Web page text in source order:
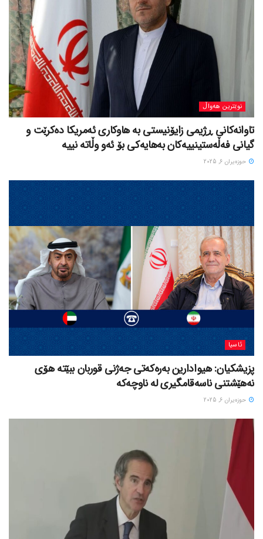
نوێترین هەواڵ
تاوانەکانی ڕژیمی زایۆنیستی بە هاوکاری ئەمریکا دەکرێت و
گیانی فەڵەستینییەکان بەهایەکی بۆ ئەو وڵاتە نییە
حوزه‌یران 6, 2025
ئاسیا
پزیشکیان: هیوادارین بەرەکەتی جەژنی قوربان ببێتە هۆی
نەهێشتنی ناسەقامگیری لە ناوچەکە
حوزه‌یران 6, 2025